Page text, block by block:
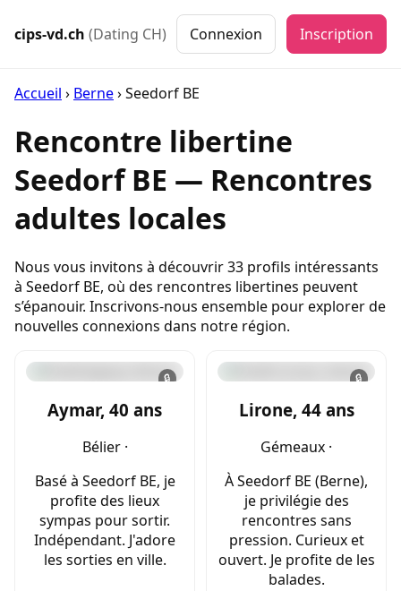
cips-vd.ch (Dating CH) Connexion Inscription
Accueil › Berne›Seedorf BE
Rencontre libertine
Seedorf BE — Rencontres
adultes locales
Nous vous invitons à découvrir 33 profils intéressants
à Seedorf BE, où des rencontres libertines peuvent
s’épanouir. Inscrivons-nous ensemble pour explorer de
nouvelles connexions dans notre région.
🔒
Aymar, 40 ans
Bélier ·
Basé à Seedorf BE, je
profite des lieux
sympas pour sortir.
Indépendant. J'adore
les sorties en ville.
🔒
Lirone, 44 ans
Gémeaux ·
À Seedorf BE (Berne),
je privilégie des
rencontres sans
pression. Curieux et
ouvert. Je profite de les
balades.